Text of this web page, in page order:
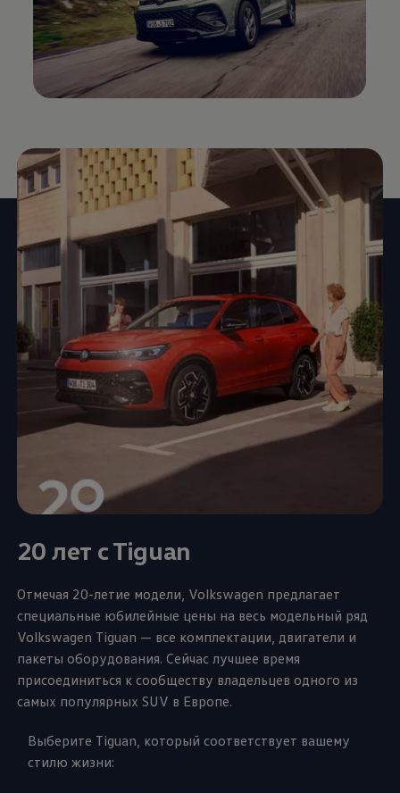
20 лет c Tiguan
Отмечая 20-летие модели, Volkswagen предлагает
специальные юбилейные цены на весь модельный ряд
Volkswagen Tiguan — все комплектации, двигатели и
пакеты оборудования. Сейчас лучшее время
присоединиться к сообществу владельцев одного из
самых популярных SUV в Европе.
Выберите Tiguan, который соответствует вашему
стилю жизни: